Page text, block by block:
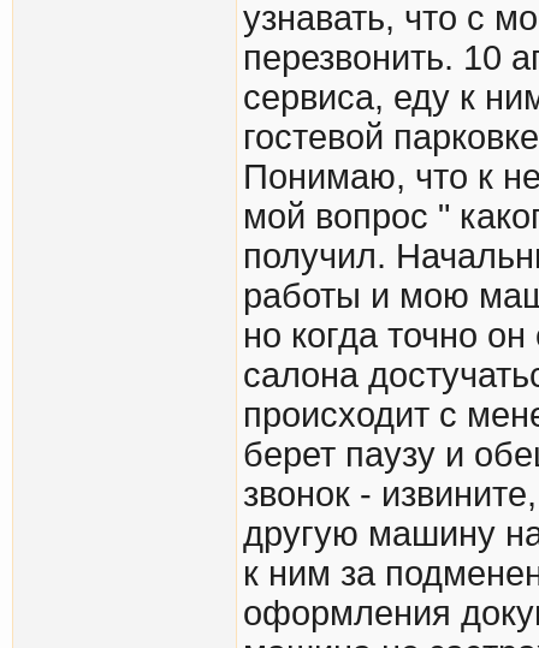
узнавать, что с
перезвонить. 10
сервиса, еду к
гостевой
Понимаю, что к
мой вопрос "
получил.
работы и мою
но когда точно
салона
происходит с
берет паузу и
звонок -
другую машину
к ним за
оформления